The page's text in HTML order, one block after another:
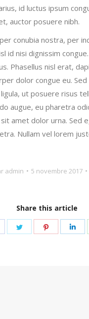
id luctus ipsum
auctor posuere nibh.
conubia nostra, per
id nisi dignissim
Phasellus nisl erat,
dolor congue eu.
ut posuere risus
augue, eu pharetra
amet dolor urna.
Nullam vel lorem
admin 5 novembre 2017
Share this article
PartagerPartager Partager